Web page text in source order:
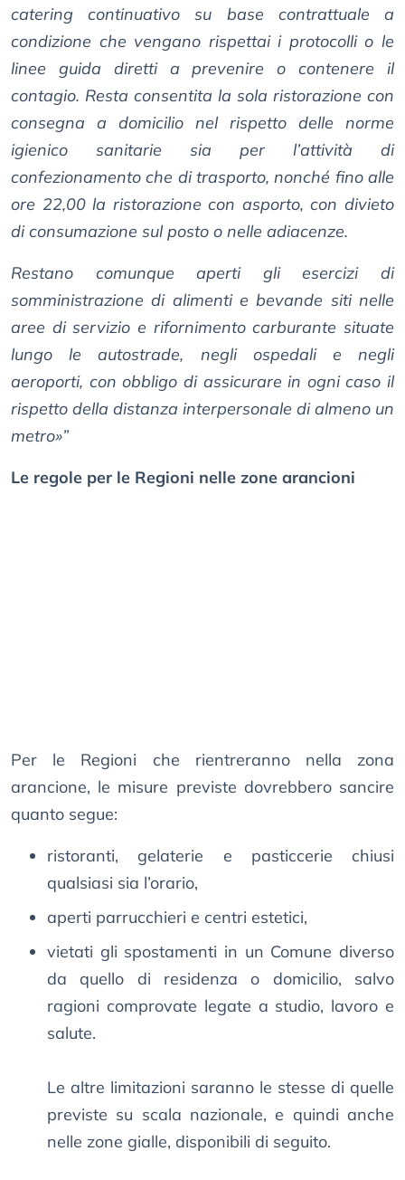
catering continuativo su base contrattuale a
condizione che vengano rispettai i protocolli o le
linee guida diretti a prevenire o contenere il
contagio. Resta consentita la sola ristorazione con
consegna a domicilio nel rispetto delle norme
igienico sanitarie sia per l’attività di
confezionamento che di trasporto, nonché fino alle
ore 22,00 la ristorazione con asporto, con divieto
di consumazione sul posto o nelle adiacenze.
Restano comunque aperti gli esercizi di
somministrazione di alimenti e bevande siti nelle
aree di servizio e rifornimento carburante situate
lungo le autostrade, negli ospedali e negli
aeroporti, con obbligo di assicurare in ogni caso il
rispetto della distanza interpersonale di almeno un
metro»”
Le regole per le Regioni nelle zone arancioni
Per le Regioni che rientreranno nella zona
arancione, le misure previste dovrebbero sancire
quanto segue:
ristoranti, gelaterie e pasticcerie chiusi
qualsiasi sia l’orario,
aperti parrucchieri e centri estetici,
vietati gli spostamenti in un Comune diverso
da quello di residenza o domicilio, salvo
ragioni comprovate legate a studio, lavoro e
salute.
Le altre limitazioni saranno le stesse di quelle
previste su scala nazionale, e quindi anche
nelle zone gialle, disponibili di seguito.